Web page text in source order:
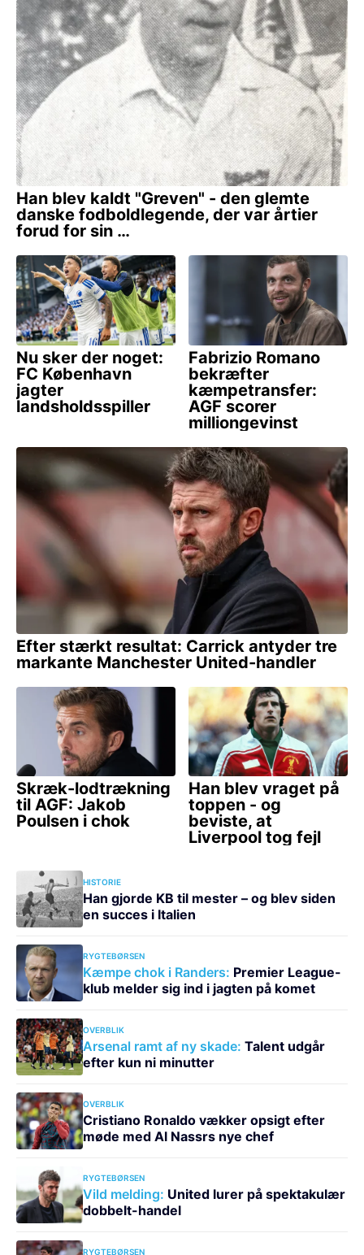
HISTORIE
Han gjorde KB til mester – og blev siden
en succes i Italien
RYGTEBØRSEN
Kæmpe chok i Randers: Premier League-
klub melder sig ind i jagten på komet
OVERBLIK
Arsenal ramt af ny skade: Talent udgår
efter kun ni minutter
OVERBLIK
Cristiano Ronaldo vækker opsigt efter
møde med Al Nassrs nye chef
RYGTEBØRSEN
Vild melding: United lurer på spektakulær
dobbelt-handel
RYGTEBØRSEN